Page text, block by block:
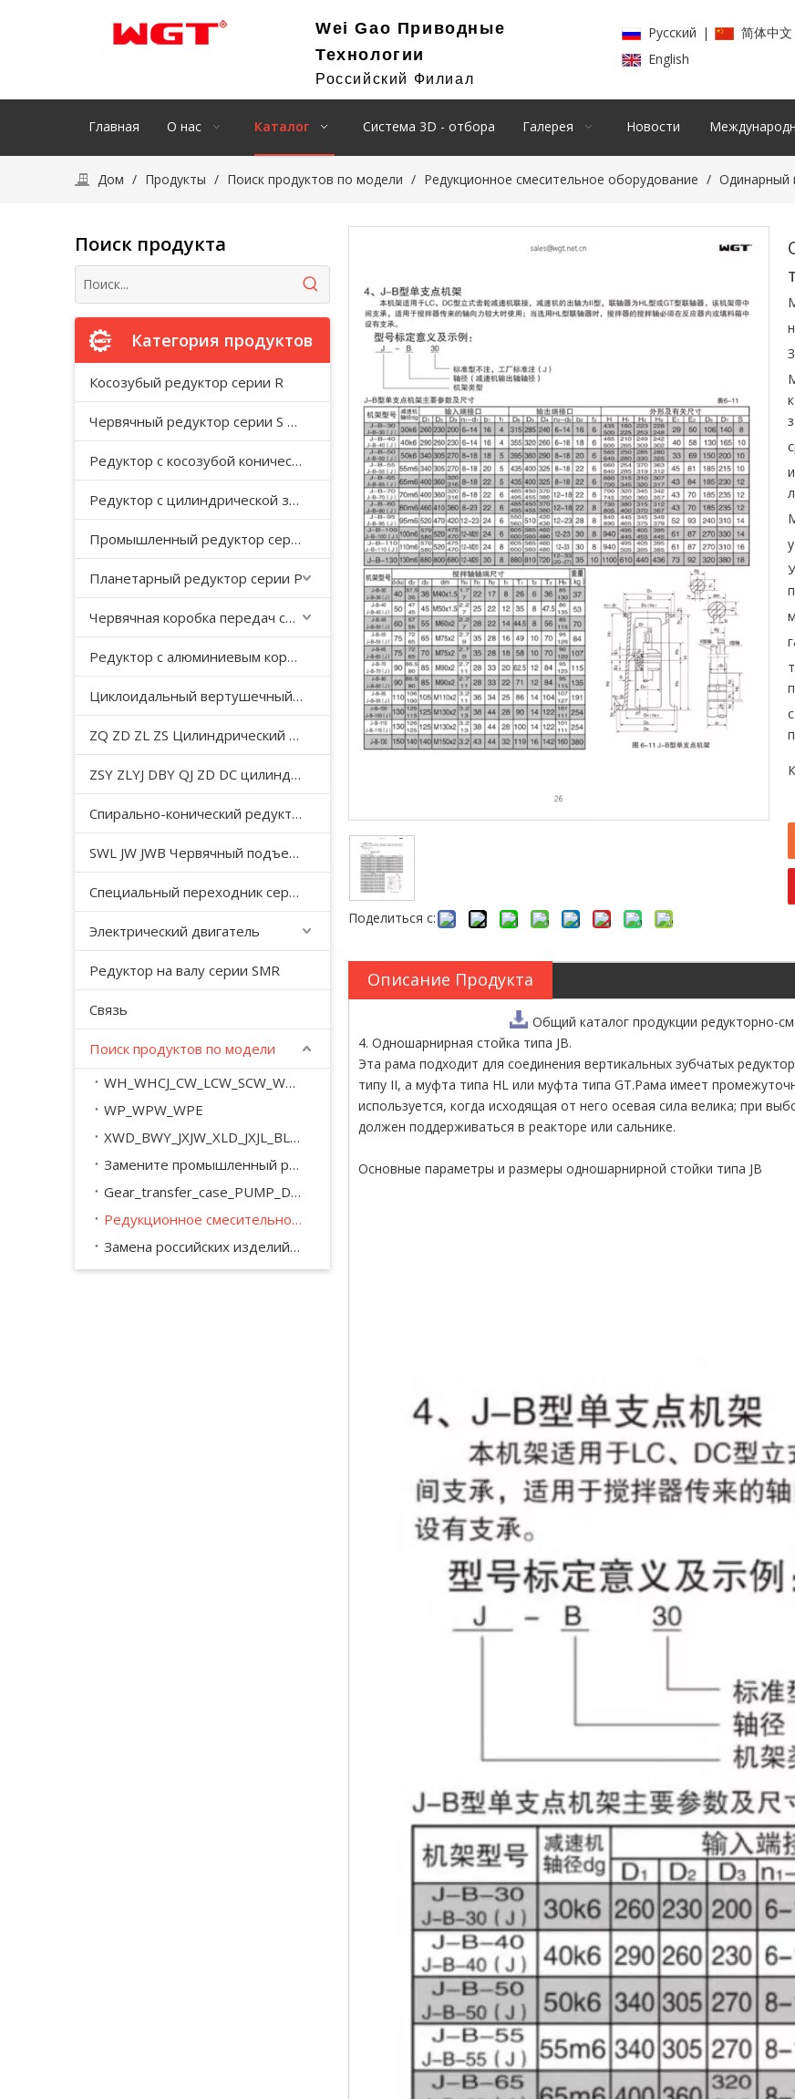
Wei Gao Приводные
Технологии
Российский Филиал
Pусский | 简体中文
English
Главная О нас Каталог Система 3D - отбора Галерея Новости
Дом / Продукты / Поиск продуктов по модели / Редукционное смесительное оборудование / Одинарный
Поиск продукта
Категория продуктов
Косозубый редуктор серии R
Червячный редуктор серии S с косозубой передачей
Редуктор с косозубой конической передачей серии K
Редуктор с цилиндрической зубчатой ​​передачей серии F с параллельным валом
Промышленный редуктор серии HB
Планетарный редуктор серии P
Червячная коробка передач серии WP
Редуктор с алюминиевым корпусом серии NMRV
Циклоидальный вертушечный редуктор B/X
ZQ ZD ZL ZS Цилиндрический редуктор с мягкой поверхностью зуба
ZSY ZLYJ DBY QJ ZD DC цилиндрический зубчатый редуктор средней твердости с поверхностью зуба
Спирально-конический редуктор серии T
SWL JW JWB Червячный подъемный домкрат серии JWM
Специальный переходник серии YHJ для безгравитационного смесителя
Электрический двигатель
Редуктор на валу серии SMR
Связь
Поиск продуктов по модели
WH_WHCJ_CW_LCW_SCW_WD_WSJ_WXJ_A_M
WP_WPW_WPE
XWD_BWY_JXJW_XLD_JXJL_BLY_BYY_XWED_BWEY
Замените промышленный редуктор серии SEW_M_MC_.
Gear_transfer_case_PUMP_DRIVE
Редукционное смесительное оборудование
Замена российских изделий КПП
Поделиться с:
Описание Продукта
Общий каталог продукции редукторно-
4. Одношарнирная стойка типа JB.
Эта рама подходит для соединения вертикальных зубчатых
типу II, а муфта типа HL или муфта типа GT.Рама имеет
используется, когда исходящая от него осевая сила велика; при
должен поддерживаться в реакторе или сальнике.
Основные параметры и размеры одношарнирной стойки типа JB